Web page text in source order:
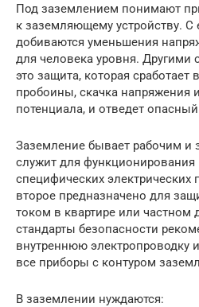
Под заземлением понимают
к заземляющему устройству.
добиваются уменьшения
для человека уровня. Другими
это защита, которая сработает
пробоины, скачка напряжения
потенциала, и отведет
Заземление бывает рабочим
служит для функционирования
специфических электрических
второе предназначено для
током в квартире или
стандарты безопасности
внутреннюю электропроводку
все приборы с контуром
В заземлении нуждаются: